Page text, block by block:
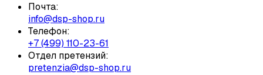
Почта:
info@dsp-shop.ru
Телефон:
+7 (499) 110-23-61
Отдел претензий:
pretenzia@dsp-shop.ru